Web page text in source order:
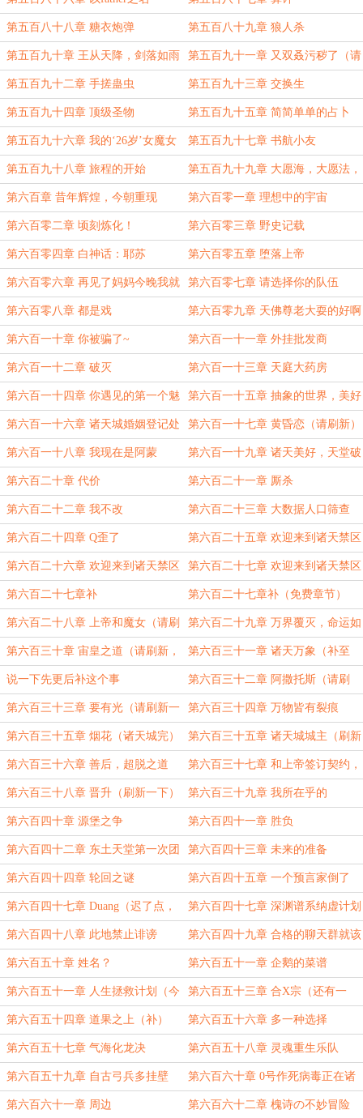
第五百八十八章 糖衣炮弹 第五百八十九章 狼人杀
第五百九十章 王从天降，剑落如雨
（请刷新）
第五百九十一章 又双叒污秽了（请
刷新）
第五百九十二章 手搓蛊虫 第五百九十三章 交换生
第五百九十四章 顶级圣物 第五百九十五章 简简单单的占卜
第五百九十六章 我的‘26岁’女魔女 第五百九十七章 书航小友
第五百九十八章 旅程的开始 第五百九十九章 大愿海，大愿法，
大愿船（补800字）
第六百章 昔年辉煌，今朝重现 第六百零一章 理想中的宇宙
第六百零二章 顷刻炼化！ 第六百零三章 野史记载
第六百零四章 白神话：耶苏 第六百零五章 堕落上帝
第六百零六章 再见了妈妈今晚我就
要远航
第六百零七章 请选择你的队伍
第六百零八章 都是戏 第六百零九章 天佛尊老大耍的好啊
第六百一十章 你被骗了~ 第六百一十一章 外挂批发商
第六百一十二章 破灭 第六百一十三章 天庭大药房
第六百一十四章 你遇见的第一个魅
魔又何必分扑朔或迷离？
第六百一十五章 抽象的世界，美好
的世界（请刷新一下）
第六百一十六章 诸天城婚姻登记处 第六百一十七章 黄昏恋（请刷新）
第六百一十八章 我现在是阿蒙 第六百一十九章 诸天美好，天堂破
败
第六百二十章 代价 第六百二十一章 厮杀
第六百二十二章 我不改 第六百二十三章 大数据人口筛查
第六百二十四章 Q歪了 第六百二十五章 欢迎来到诸天禁区
（上）
第六百二十六章 欢迎来到诸天禁区
（中）
第六百二十七章 欢迎来到诸天禁区
（误发）
第六百二十七章补 第六百二十七章补（免费章节）
第六百二十八章 上帝和魔女（请刷
新）
第六百二十九章 万界覆灭，命运如
此（请刷新）
第六百三十章 宙皇之道（请刷新，
补1300）
第六百三十一章 诸天万象（补至
5000字）
说一下先更后补这个事 第六百三十二章 阿撒托斯（请刷
新，6000字）
第六百三十三章 要有光（请刷新一
下）
第六百三十四章 万物皆有裂痕
第六百三十五章 烟花（诸天城完） 第六百三十五章 诸天城城主（刷新
一下）
第六百三十六章 善后，超脱之道 第六百三十七章 和上帝签订契约，
成为诸天圣杯吧
第六百三十八章 晋升（刷新一下） 第六百三十九章 我所在乎的
第六百四十章 源堡之争 第六百四十一章 胜负
第六百四十二章 东土天堂第一次团
建
第六百四十三章 未来的准备
第六百四十四章 轮回之谜 第六百四十五章 一个预言家倒了
第六百四十七章 Duang（迟了点，
抱歉）
第六百四十七章 深渊谱系纳虚计划
第六百四十八章 此地禁止诽谤 第六百四十九章 合格的聊天群就该
有人女装啊（新人入群）
第六百五十章 姓名？ 第六百五十一章 企鹅的菜谱
第六百五十一章 人生拯救计划（今
天赶车，明天开始补。）
第六百五十三章 合X宗（还有一
更，晚一点，各位明早起来看吧）
第六百五十四章 道果之上（补） 第六百五十六章 多一种选择
第六百五十七章 气海化龙决
（8.13）
第六百五十八章 灵魂重生乐队
（1/3）
第六百五十九章 自古弓兵多挂壁
（2/3）
第六百六十章 0号作死病毒正在诸
天传播（3/3）
第六百六十一章 周边 第六百六十二章 槐诗の不妙冒险